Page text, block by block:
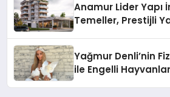
Anamur Lider Yapı
Temeller, Prestijli
Yağmur Denli’nin
ile Engelli